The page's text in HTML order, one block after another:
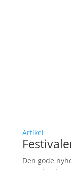
Artikel
Den gode